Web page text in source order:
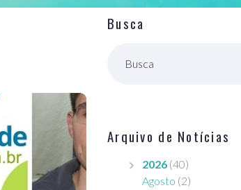
Busca
Busca
Arquivo de Notícias
2026 (40)
Agosto (2)